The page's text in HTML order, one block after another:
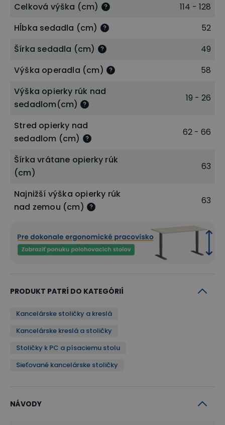
Tzv. 3D lakťové opierky
multifunkčné možnosti nastavenia nielen výšky, ale
aj hĺbky a rotácie. Podrúčky si tak posuniete nielen
hore či dole, ale ich dotykovú časť môžete ťahom
posunúť vpred, vzad aj do strán. Vďaka týmto
vlastnostiam sú najvhodnejšie pre celodennú prácu
pri počítači.
pre dlhodobé pohodlné sedenie v práci pri počítači.
Celková výška (cm)
114 - 128
Hĺbka sedadla (cm)
52
Šírka sedadla (cm)
49
Výška operadla (cm)
58
Výška opierky rúk nad
sedadlom(cm)
19 - 26
Stred opierky nad
sedadlom (cm)
62 - 66
Šírka vrátane opierky rúk
(cm)
63
Najnižší výška opierky rúk
nad zemou (cm)
63
PRODUKT PATRÍ DO KATEGÓRIÍ
Kancelárske stoličky a kreslá
Kancelárske kreslá a stoličky
Stoličky k PC a písaciemu stolu
Sieťované kancelárske stoličky
NÁVODY